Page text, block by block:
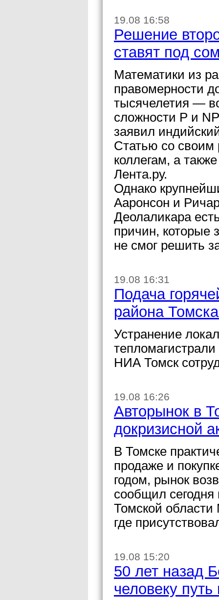
19.08 16:58
Решение
ставят под
Математики из
правомерности
тысячелетия —
сложности P и
заявил
Статью со своим
коллегам, а
Лента.ру.
Однако
Ааронсон и
Деолаликара
причин, которые
не смог решить
19.08 16:31
Подача
района
Устранение
НИА Томск
19.08 16:26
Авторынок в
докризисной
В Томске
продаже и
годом, рынок
сообщил
Томской
где
19.08 15:20
50 лет назад
человеку